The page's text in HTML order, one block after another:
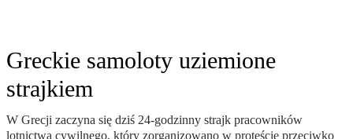
Greckie samoloty uziemione
strajkiem
W Grecji zaczyna się dziś 24-godzinny strajk pracowników
lotnictwa cywilnego, który zorganizowano w proteście przeciwko